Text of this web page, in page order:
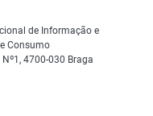
de Informação e
Consumo
4700-030 Braga